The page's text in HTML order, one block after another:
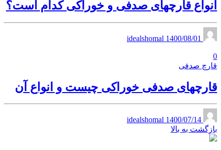
انواع قارچهای صدفی و خوراکی کدام‌ است؟
1400/08/01
0
قارچ صدفی
قارچهای صدفی خوراکی چیست و انواع آن
1400/07/14
بازگشت به بالا